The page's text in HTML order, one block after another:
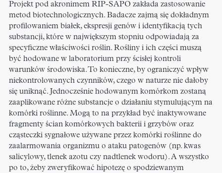
Projekt pod akronimem RIP-SAPO zakłada zastosowanie
metod biotechnologicznych. Badacze zajmą się dokładnym
profilowaniem białek, ekspresji genów i identyfikacją tych
substancji, które w największym stopniu odpowiadają za
specyficzne właściwości roślin. Rośliny i ich części muszą
być hodowane w laboratorium przy ścisłej kontroli
warunków środowiska. To konieczne, by ograniczyć wpływ
niekontrolowanych czynników, czego w naturze nie dałoby
się uniknąć. Jednocześnie hodowanym komórkom zostaną
zaaplikowane różne substancje o działaniu stymulującym na
komórki roślinne. Mogą to na przykład być inaktywowane
fragmenty ścian komórkowych bakterii i grzybów oraz
cząsteczki sygnałowe używane przez komórki roślinne do
zaalarmowania organizmu o ataku patogenów (np. kwas
salicylowy, tlenek azotu czy nadtlenek wodoru). A wszystko
po to, żeby zweryfikować hipotezę o spodziewanym